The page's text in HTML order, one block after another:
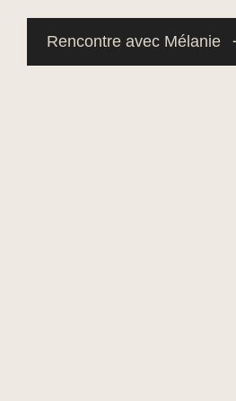
Rencontre avec Mélanie